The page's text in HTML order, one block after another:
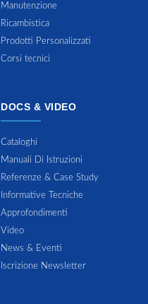
Manutenzione
Ricambistica
Prodotti Personalizzati
Corsi tecnici
DOCS & VIDEO
Cataloghi
Manuali Di Istruzioni
Referenze & Case Study
Informative Tecniche
Approfondimenti
Video
News & Eventi
Iscrizione Newsletter